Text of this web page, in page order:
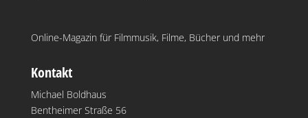
Online-Magazin für Filmmusik, Filme, Bücher und mehr
Kontakt
Michael Boldhaus
Bentheimer Straße 56